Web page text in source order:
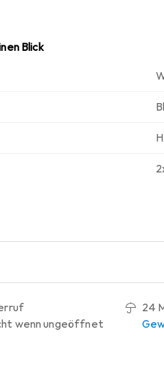
Blick
wenn ungeöffnet
24